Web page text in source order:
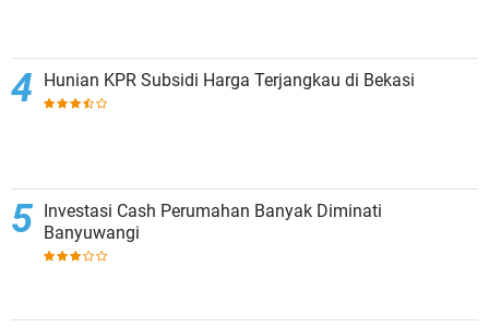
Hunian KPR Subsidi Harga Terjangkau di Bekasi
Investasi Cash Perumahan Banyak Diminati
Banyuwangi